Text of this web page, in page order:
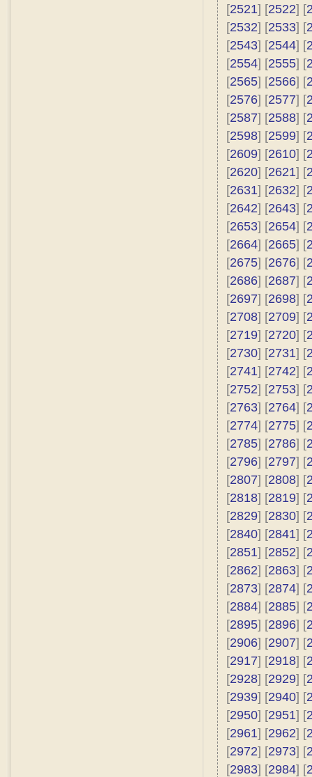
[2521] [2522] [
[2532] [2533] [
[2543] [2544] [
[2554] [2555] [
[2565] [2566] [
[2576] [2577] [
[2587] [2588] [
[2598] [2599] [
[2609] [2610] [
[2620] [2621] [
[2631] [2632] [
[2642] [2643] [
[2653] [2654] [
[2664] [2665] [
[2675] [2676] [
[2686] [2687] [
[2697] [2698] [
[2708] [2709] [
[2719] [2720] [
[2730] [2731] [
[2741] [2742] [
[2752] [2753] [
[2763] [2764] [
[2774] [2775] [
[2785] [2786] [
[2796] [2797] [
[2807] [2808] [
[2818] [2819] [
[2829] [2830] [
[2840] [2841] [
[2851] [2852] [
[2862] [2863] [
[2873] [2874] [
[2884] [2885] [
[2895] [2896] [
[2906] [2907] [
[2917] [2918] [
[2928] [2929] [
[2939] [2940] [
[2950] [2951] [
[2961] [2962] [
[2972] [2973] [
[2983] [2984] [